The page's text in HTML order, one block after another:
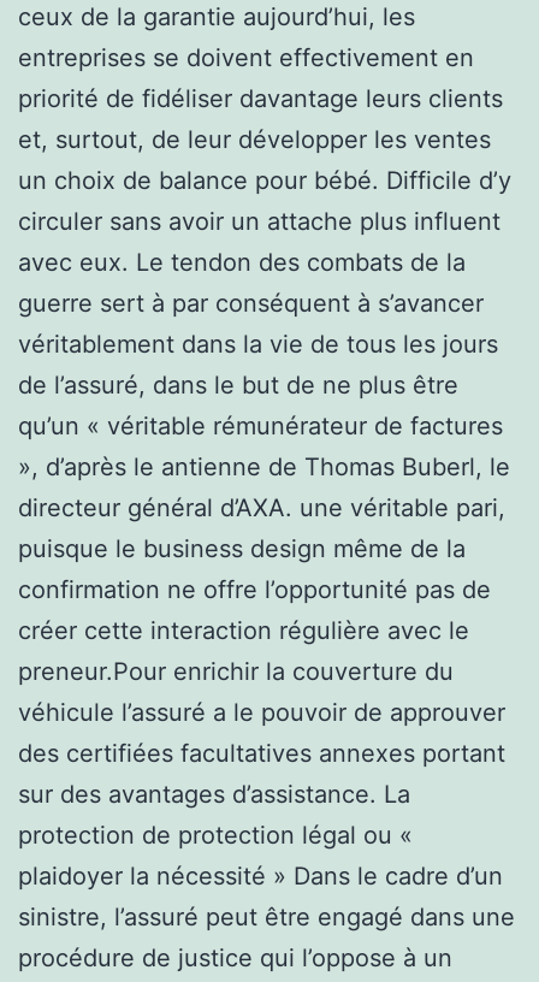
ceux de la garantie aujourd’hui, les
entreprises se doivent effectivement en
priorité de fidéliser davantage leurs clients
et, surtout, de leur développer les ventes
un choix de balance pour bébé. Difficile d’y
circuler sans avoir un attache plus influent
avec eux. Le tendon des combats de la
guerre sert à par conséquent à s’avancer
véritablement dans la vie de tous les jours
de l’assuré, dans le but de ne plus être
qu’un « véritable rémunérateur de factures
», d’après le antienne de Thomas Buberl, le
directeur général d’AXA. une véritable pari,
puisque le business design même de la
confirmation ne offre l’opportunité pas de
créer cette interaction régulière avec le
preneur.Pour enrichir la couverture du
véhicule l’assuré a le pouvoir de approuver
des certifiées facultatives annexes portant
sur des avantages d’assistance. La
protection de protection légal ou «
plaidoyer la nécessité » Dans le cadre d’un
sinistre, l’assuré peut être engagé dans une
procédure de justice qui l’oppose à un